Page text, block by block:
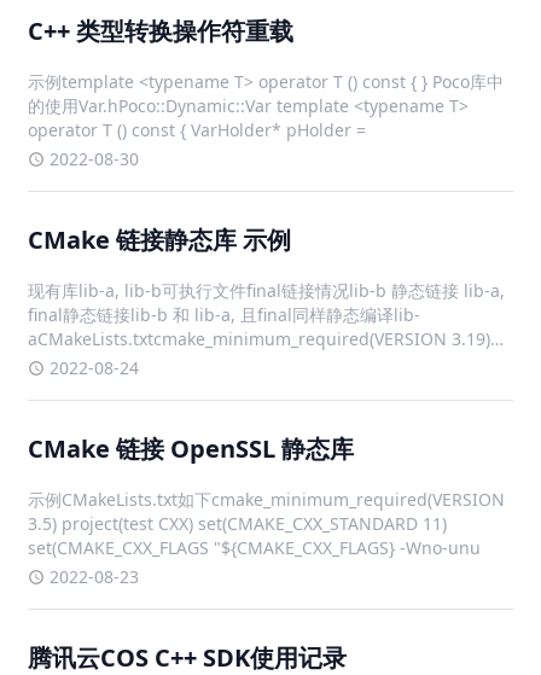
C++ 类型转换操作符重载
示例template <typename T> operator T () const { } Poco库中
的使用Var.hPoco::Dynamic::Var template <typename T>
operator T () const { VarHolder* pHolder =
2022-08-30
CMake 链接静态库 示例
现有库lib-a, lib-b可执行文件final链接情况lib-b 静态链接 lib-a,
final静态链接lib-b 和 lib-a, 且final同样静态编译lib-
aCMakeLists.txtcmake_minimum_required(VERSION 3.19)
project(lib
2022-08-24
CMake 链接 OpenSSL 静态库
示例CMakeLists.txt如下cmake_minimum_required(VERSION
3.5) project(test CXX) set(CMAKE_CXX_STANDARD 11)
set(CMAKE_CXX_FLAGS "${CMAKE_CXX_FLAGS} -Wno-unu
2022-08-23
腾讯云COS C++ SDK使用记录